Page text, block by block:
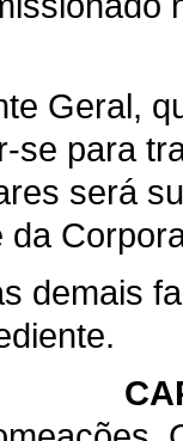
Geral,
se para
será
da
demais